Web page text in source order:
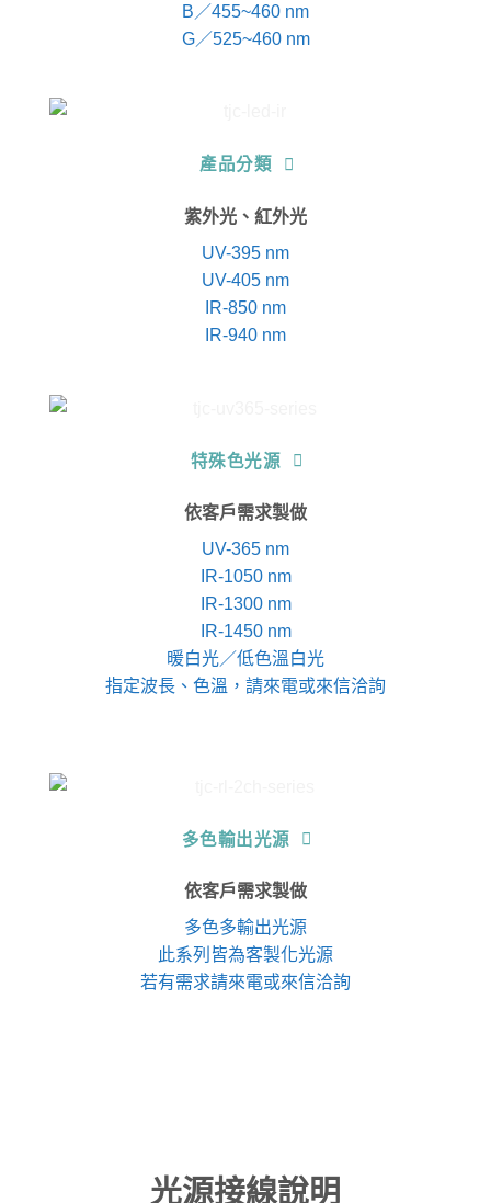
B／455~460 nm
G／525~460 nm
產品分類
紫外光、紅外光
UV-395 nm
UV-405 nm
IR-850 nm
IR-940 nm
特殊色光源
依客戶需求製做
UV-365 nm
IR-1050 nm
IR-1300 nm
IR-1450 nm
暖白光／低色溫白光
指定波長、色溫，請來電或來信洽詢
多色輸出光源
依客戶需求製做
多色多輸出光源
此系列皆為客製化光源
若有需求請來電或來信洽詢
光源接線說明